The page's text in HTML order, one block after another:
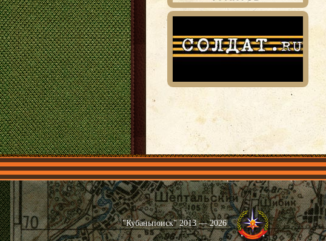
Главная Имена Общественные объединения
"Кубаньпоиск" 2013 — 2026